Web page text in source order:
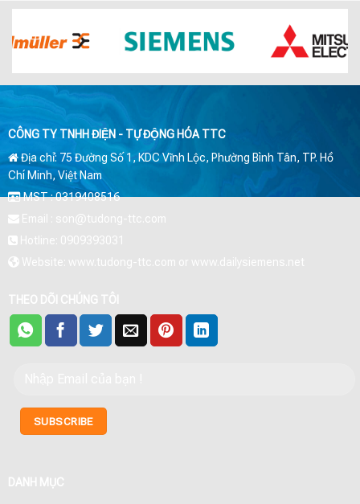
CÔNG TY TNHH ĐIỆN - TỰ ĐỘNG HÓA TTC
Địa chỉ: 75 Đường Số 1, KDC Vĩnh Lộc, Phường Bình Tân, TP. Hồ
Chí Minh, Việt Nam
MST : 0319408516
Email : son@tudong-ttc.com
Hotline: 0909393031
Website: www.tudong-ttc.com or www.dailysiemens.net
THEO DÕI CHÚNG TÔI
DANH MỤC